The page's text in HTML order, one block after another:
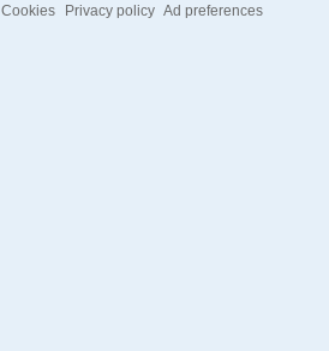
Cookies Privacy policy Ad preferences